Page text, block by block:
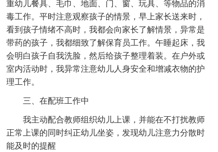
重幼儿餐具、毛巾、地面、门、窗、玩具、等物品的消
毒工作。平时注意观察孩子的情景，早上家长送来时，
看到孩子情绪不高时，我都会向家长了解情景，异常是
带药的孩子，我都细致了解保育员工作。午睡起床，我
会明白孩子自我洗脸，然后给孩子整理着装。在户外或
室内活动时，我异常注意幼儿人身安全和增减衣物的护
理工作。
三、在配班工作中
我主动配合教师组织幼儿上课，并能在不打扰教师
正常上课的同时纠正幼儿坐姿，发现幼儿注意力分散时
能及时的提醒